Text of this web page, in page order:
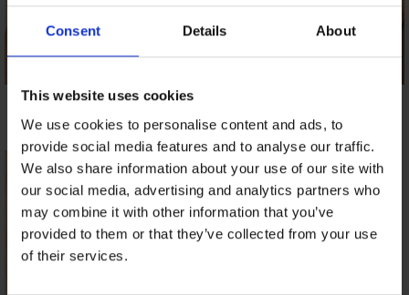
Consent Details About
This website uses cookies
We use cookies to personalise content and ads, to
provide social media features and to analyse our traffic.
We also share information about your use of our site with
our social media, advertising and analytics partners who
may combine it with other information that you’ve
provided to them or that they’ve collected from your use
of their services.
Κάτω μέρος μαγιό
39,99 €
Κάτω μέρος μαγιό
25,19 €
20,50 €